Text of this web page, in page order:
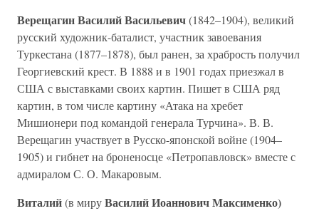
Верещагин Василий Васильевич(1842–1904), великий
русский художник-баталист, участник завоевания
Туркестана (1877–1878), был ранен, за храбрость получил
Георгиевский крест. В 1888 и в 1901 годах приезжал в
США с выставками своих картин. Пишет в США ряд
картин, в том числе картину «Атака на хребет
Мишионери под командой генерала Турчина». В. В.
Верещагин участвует в Русско-японской войне (1904–
1905) и гибнет на броненосце «Петропавловск» вместе с
адмиралом С. О. Макаровым.
Виталий(в мируВасилий Иоаннович Максименко)